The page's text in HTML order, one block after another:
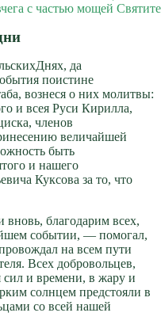
с частью мощей
да
поистине
вознеся о них молитвы:
и всея Руси Кирилла,
членов
величайшей
быть
и нашего
Куксова за то, что
благодарим всех,
событии, — помогал,
на всем пути
Всех добровольцев,
сил и времени, в жару и
солнцем предстояли в
со всей нашей